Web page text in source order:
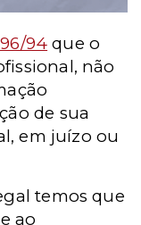
94 que o
não
de sua
em juízo ou
temos que
ao